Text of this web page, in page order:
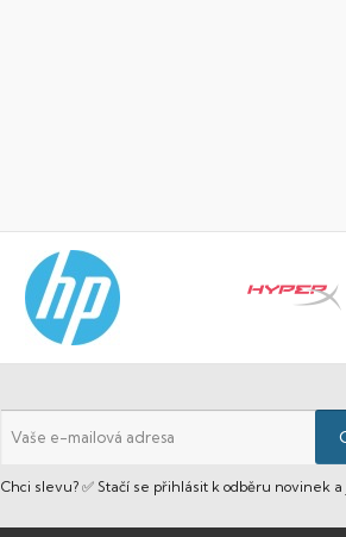
Chci slevu? ✅ Stačí se přihlásit k odběru novinek a